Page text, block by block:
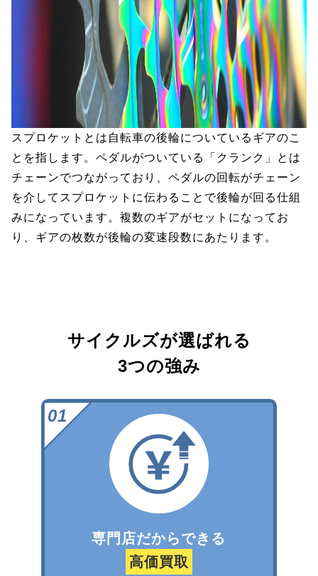
スプロケットとは自転車の後輪についているギアのこ
とを指します。ペダルがついている「クランク」とは
チェーンでつながっており、ペダルの回転がチェーン
を介してスプロケットに伝わることで後輪が回る仕組
みになっています。複数のギアがセットになってお
り、ギアの枚数が後輪の変速段数にあたります。
サイクルズが選ばれる
3つの強み
専門店だからできる
高価買取